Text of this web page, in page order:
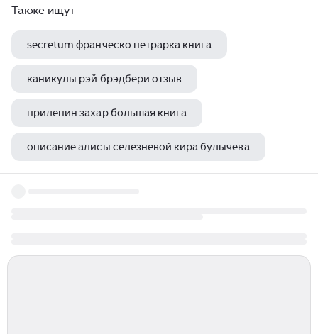
Также ищут
secretum франческо петрарка книга
каникулы рэй брэдбери отзыв
прилепин захар большая книга
описание алисы селезневой кира булычева